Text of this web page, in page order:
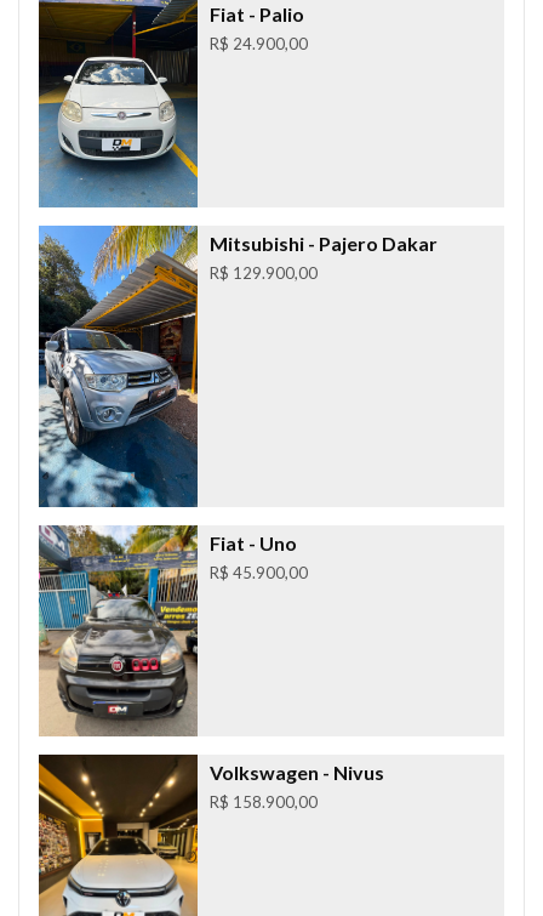
Fiat - Palio
R$ 24.900,00
Mitsubishi- Pajero Dakar
R$ 129.900,00
Fiat - Uno
R$ 45.900,00
Volkswagen - Nivus
R$ 158.900,00